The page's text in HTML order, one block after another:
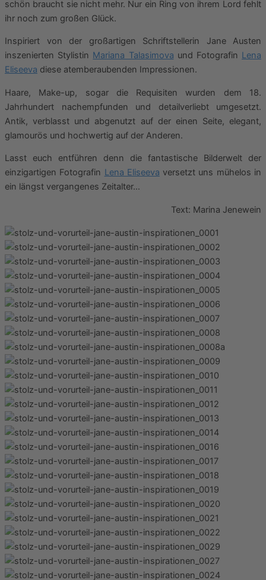
schön braucht sie nicht mehr. Nur ein Ring von ihrem Lord fehlt
ihr noch zum großen Glück.
Inspiriert von der großartigen Schriftstellerin Jane Austen
inszenierten Stylistin Mariana Talasimova und Fotografin Lena
Eliseeva diese atemberaubenden Impressionen.
Haare, Make-up, sogar die Requisiten wurden dem 18.
Jahrhundert nachempfunden und detailverliebt umgesetzt.
Antik, verblasst und abgenutzt auf der einen Seite, elegant,
glamourös und hochwertig auf der Anderen.
Lasst euch entführen denn die fantastische Bilderwelt der
einzigartigen Fotografin Lena Eliseeva versetzt uns mühelos in
ein längst vergangenes Zeitalter…
Text: Marina Jenewein